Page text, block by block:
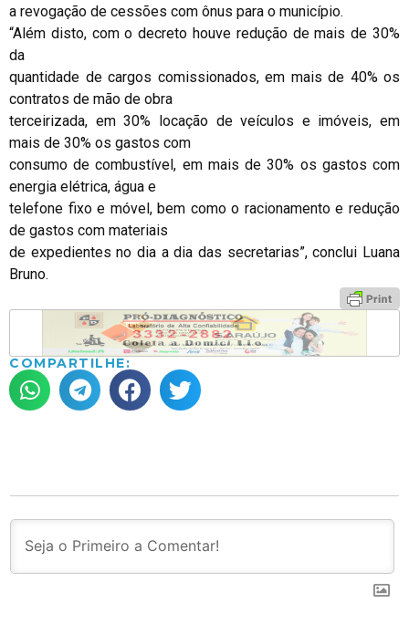
a revogação de cessões com ônus para o município.
“Além disto, com o decreto houve redução de mais de 30%
da
quantidade de cargos comissionados, em mais de 40% os
contratos de mão de obra
terceirizada, em 30% locação de veículos e imóveis, em
mais de 30% os gastos com
consumo de combustível, em mais de 30% os gastos com
energia elétrica, água e
telefone fixo e móvel, bem como o racionamento e redução
de gastos com materiais
de expedientes no dia a dia das secretarias”, conclui Luana
Bruno.
COMPARTILHE: